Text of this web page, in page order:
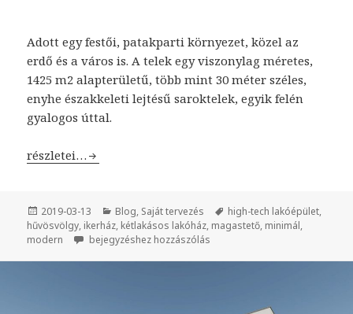
Adott egy festői, patakparti környezet, közel az
erdő és a város is. A telek egy viszonylag méretes,
1425 m2 alapterületű, több mint 30 méter széles,
enyhe északkeleti lejtésű saroktelek, egyik felén
gyalogos úttal.
Kétlakásos lakóépület Hűvösvölgyben
részletei…
Közzétéve
2019-03-13 Kategória
Blog, Saját tervezés Címke
high-tech lakóépület,
hűvösvölgy, ikerház, kétlakásos lakóház, magastető, minimál,
modern
Kétlakásos lakóépület Hűvösvölgyben
bejegyzéshez hozzászólás